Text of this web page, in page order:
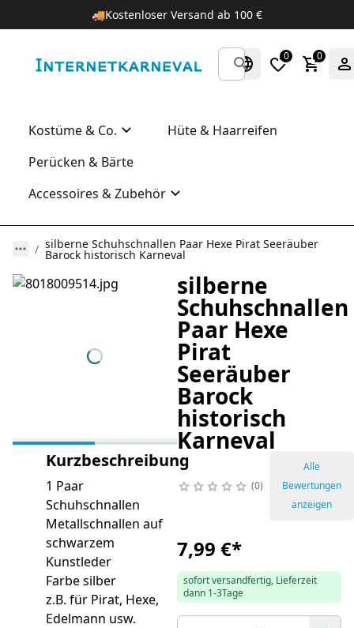
🚚Kostenloser Versand ab 100 €
0 0
Kostüme & Co.
Hüte & Haarreifen
Perücken & Bärte
Accessoires & Zubehör
silberne Schuhschnallen Paar Hexe Pirat Seeräuber
Barock historisch Karneval
Kurzbeschreibung
1 Paar
Schuhschnallen
Metallschnallen auf
schwarzem
Kunstleder
Farbe silber
z.B. für Pirat, Hexe,
Edelmann usw.
silberne
Schuhschnallen
Paar Hexe
Pirat
Seeräuber
Barock
historisch
Karneval
0
Alle
Bewertungen
anzeigen
7,99 €*
sofort versandfertig, Lieferzeit
dann 1-3Tage